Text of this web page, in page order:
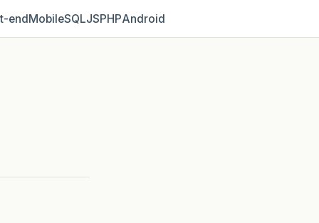
MobileSQLJSPHPAndroid